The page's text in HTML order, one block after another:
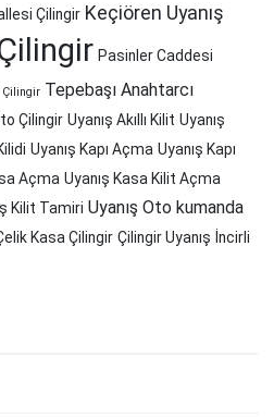
Çilingir Keçiören Uyanış
Pasinler Caddesi
Çilingir Tepebaşı Anahtarcı
Çilingir Uyanış Akıllı Kilit Uyanış
Uyanış Kapı Açma Uyanış Kapı
Açma Uyanış Kasa Kilit Açma
Kilit Tamiri Uyanış Oto kumanda
Kasa Çilingir Çilingir Uyanış İncirli